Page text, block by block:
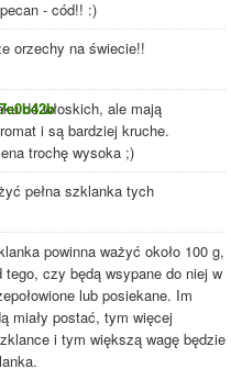
- cód!! :)
orzechy na świecie!!
do włoskich, ale mają
i są bardziej kruche.
trochę wysoka ;)
pełna szklanka tych
powinna ważyć około 100 g,
czy będą wsypane do niej w
lub posiekane. Im
miały postać, tym więcej
i tym większą wagę będzie